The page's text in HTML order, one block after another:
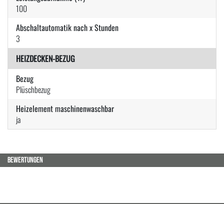
100
Abschaltautomatik nach x Stunden
3
HEIZDECKEN-BEZUG
Bezug
Plüschbezug
Heizelement maschinenwaschbar
ja
BEWERTUNGEN